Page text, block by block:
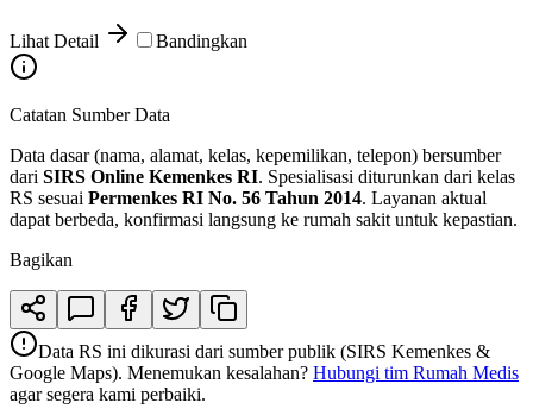
Lihat Detail Bandingkan
Catatan Sumber Data
Data dasar (nama, alamat, kelas, kepemilikan, telepon) bersumber
dari SIRS Online Kemenkes RI. Spesialisasi diturunkan dari kelas
RS sesuai Permenkes RI No. 56 Tahun 2014. Layanan aktual
dapat berbeda, konfirmasi langsung ke rumah sakit untuk kepastian.
Bagikan
Data RS ini dikurasi dari sumber publik (SIRS Kemenkes &
Google Maps). Menemukan kesalahan? Hubungi tim Rumah Medis
agar segera kami perbaiki.